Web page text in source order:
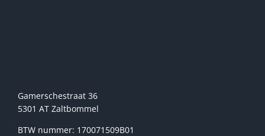
Gamerschestraat 36
5301 AT Zaltbommel
BTW nummer: 170071509B01